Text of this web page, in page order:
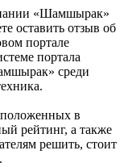
«Шамшырак»
оставить отзыв об
портале
портала
среди
в
рейтинг, а также
решить, стоит